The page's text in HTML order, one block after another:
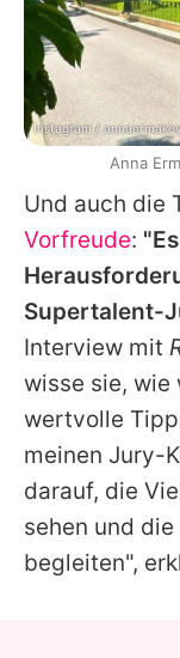
Und auch die
Vorfreude:
Supertalent-
Interview mit
wisse sie,
wertvolle
meinen Jury-
darauf, die
sehen und
begleiten",
Instagram /
Anna